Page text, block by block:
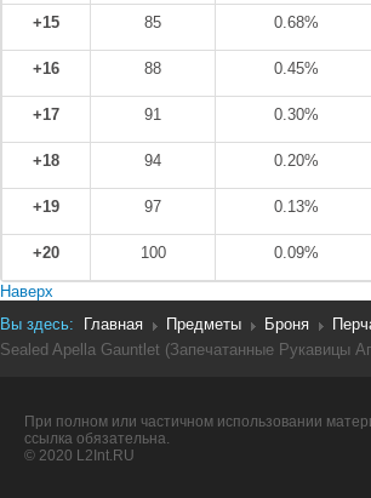
+15 85 0.68%
+16 88 0.45%
+17 91 0.30%
+18 94 0.20%
+19 97 0.13%
+20 100 0.09%
Наверх
Вы здесь:
Главная Предметы Броня
Sealed Apella Gauntlet (Запечатанные Рукавицы
При полном или частичном использовании
ссылка обязательна.
© 2020 L2Int.RU